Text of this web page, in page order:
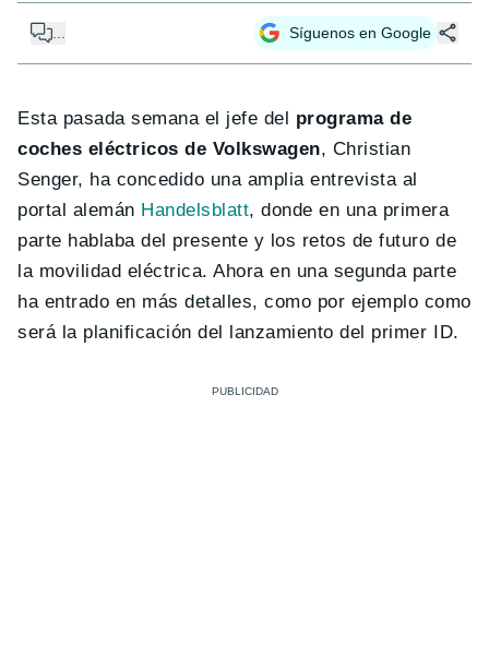
Síguenos en Google
Esta pasada semana el jefe del programa de
coches eléctricos de Volkswagen, Christian
Senger, ha concedido una amplia entrevista al
portal alemán Handelsblatt, donde en una primera
parte hablaba del presente y los retos de futuro de
la movilidad eléctrica. Ahora en una segunda parte
ha entrado en más detalles, como por ejemplo como
será la planificación del lanzamiento del primer ID.